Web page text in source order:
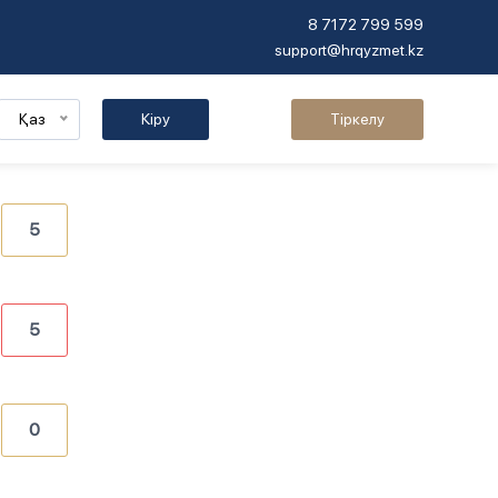
8 7172 799 599
support@hrqyzmet.kz
Қаз Кіру Тіркелу
5
5
0